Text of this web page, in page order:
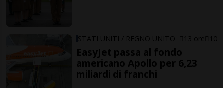
STATI UNITI / REGNO UNITO 13 ore 10
EasyJet passa al fondo
americano Apollo per 6,23
miliardi di franchi